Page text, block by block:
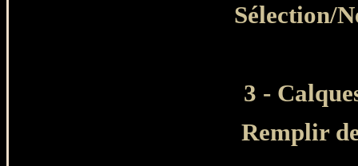
Sélection/
3 -
Remplir